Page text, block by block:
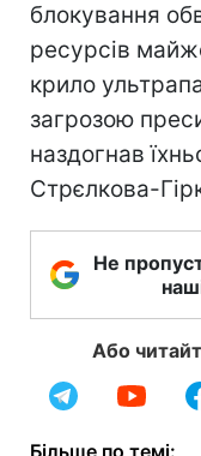
блокування
ресурсів
крило
загрозою
наздогнав
Стрєлкова-
Не
Або